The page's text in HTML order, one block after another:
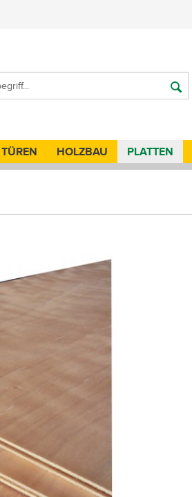
TÜREN HOLZBAU PLATTEN